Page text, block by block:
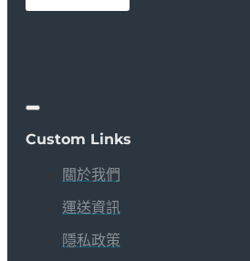
Custom Links
關於我們
運送資訊
隱私政策